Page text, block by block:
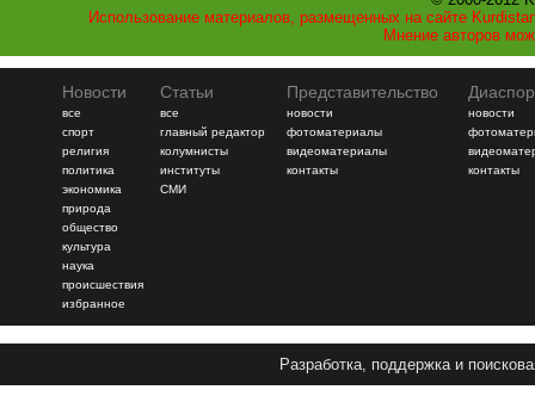
Использование материалов, размещенных на сайте
Мнение авторов
Новости
все
спорт
религия
политика
экономика
природа
общество
культура
наука
происшествия
избранное
Статьи
все
главный редактор
колумнисты
институты
СМИ
Представительство
новости
фотоматериалы
видеоматериалы
контакты
новости
контакты
Разработка, поддержка и